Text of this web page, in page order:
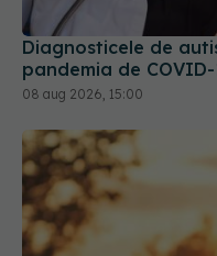
08 aug 2026, 15:00